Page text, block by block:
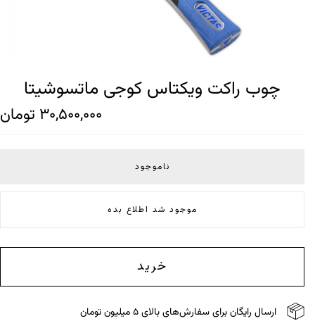
چوب راکت ویکتاس کوجی ماتسوشیتا
30,500,000 تومان
ناموجود
موجود شد اطلاع بده
خرید
ارسال رایگان برای سفارش‌های بالای ۵ میلیون تومان